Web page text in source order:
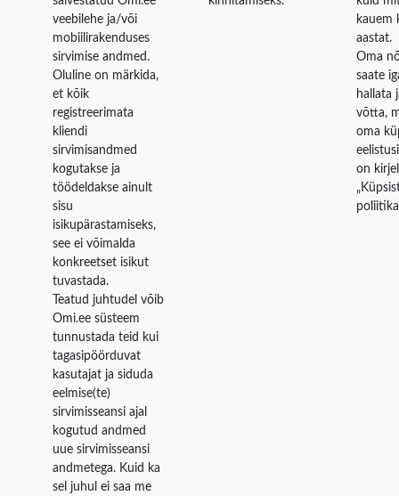
veebilehe ja/või
mobiilirakenduses
sirvimise andmed.
Oluline on märkida,
et kõik
registreerimata
kliendi
sirvimisandmed
kogutakse ja
töödeldakse ainult
sisu
isikupärastamiseks,
see ei võimalda
konkreetset isikut
tuvastada.
Teatud juhtudel võib
Omi.ee süsteem
tunnustada teid kui
tagasipöörduvat
kasutajat ja siduda
eelmise(te)
sirvimisseansi ajal
kogutud andmed
uue sirvimisseansi
andmetega. Kuid ka
sel juhul ei saa me
kauem
aastat.
Oma
saate
hallata
võtta,
oma
on
„